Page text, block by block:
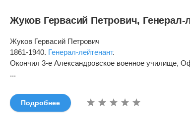
Жуков Гервасий Петрович, Генерал-
Жуков Гервасий Петрович
1861-1940. Генерал-лейтенант.
Окончил 3-е Александровское военное училище,
...
Подробнее